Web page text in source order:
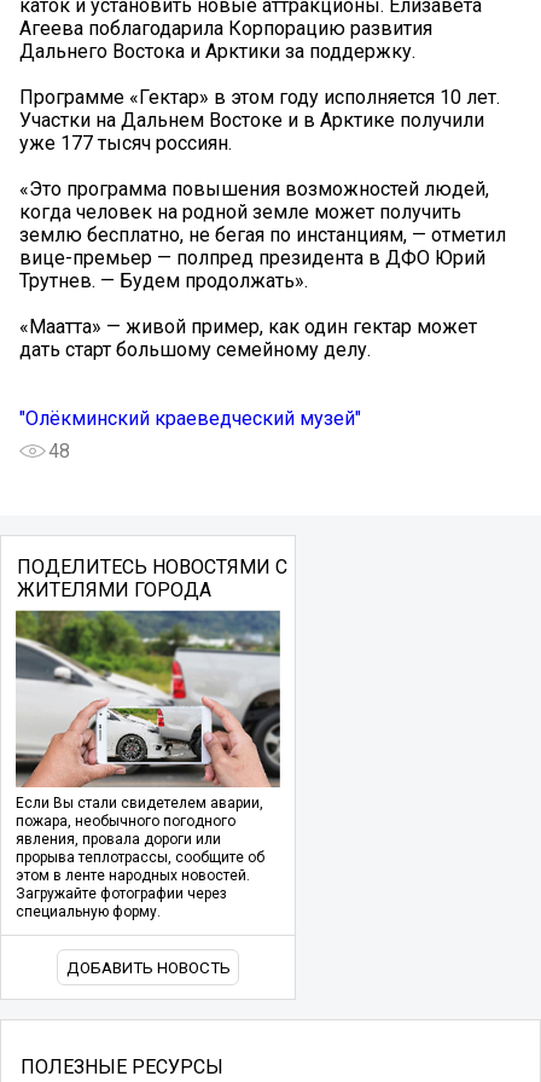
каток и установить новые аттракционы. Елизавета
Агеева поблагодарила Корпорацию развития
Дальнего Востока и Арктики за поддержку.
Программе «Гектар» в этом году исполняется 10 лет.
Участки на Дальнем Востоке и в Арктике получили
уже 177 тысяч россиян.
«Это программа повышения возможностей людей,
когда человек на родной земле может получить
землю бесплатно, не бегая по инстанциям, — отметил
вице-премьер — полпред президента в ДФО Юрий
Трутнев. — Будем продолжать».
«Маатта» — живой пример, как один гектар может
дать старт большому семейному делу.
"Олёкминский краеведческий музей"
48
ПОДЕЛИТЕСЬ НОВОСТЯМИ С
ЖИТЕЛЯМИ ГОРОДА
Если Вы стали свидетелем аварии,
пожара, необычного погодного
явления, провала дороги или
прорыва теплотрассы, сообщите об
этом в ленте народных новостей.
Загружайте фотографии через
специальную форму.
ДОБАВИТЬ НОВОСТЬ
ПОЛЕЗНЫЕ РЕСУРСЫ